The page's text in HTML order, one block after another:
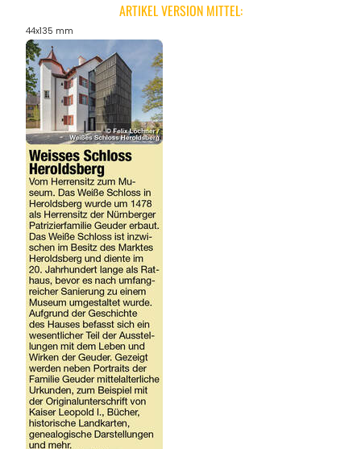
ARTIKEL VERSION MITTEL:
44x135 mm